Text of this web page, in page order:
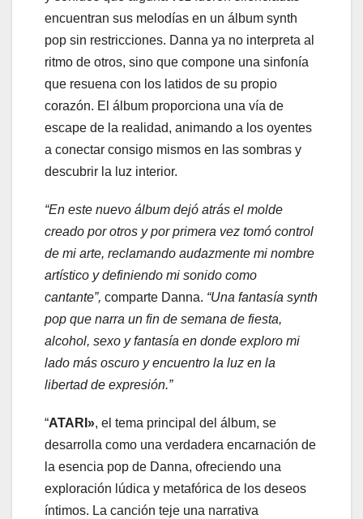
encuentran sus melodías en un álbum synth
pop sin restricciones. Danna ya no interpreta al
ritmo de otros, sino que compone una sinfonía
que resuena con los latidos de su propio
corazón. El álbum proporciona una vía de
escape de la realidad, animando a los oyentes
a conectar consigo mismos en las sombras y
descubrir la luz interior.
​​“En este nuevo álbum dejó atrás el molde
creado por otros y por primera vez tomó control
de mi arte, reclamando audazmente mi nombre
artístico y definiendo mi sonido como
cantante”, comparte Danna. “Una fantasía synth
pop que narra un fin de semana de fiesta,
alcohol, sexo y fantasía en donde exploro mi
lado más oscuro y encuentro la luz en la
libertad de expresión.”
“ATARI», el tema principal del álbum, se
desarrolla como una verdadera encarnación de
la esencia pop de Danna, ofreciendo una
exploración lúdica y metafórica de los deseos
íntimos. La canción teje una narrativa